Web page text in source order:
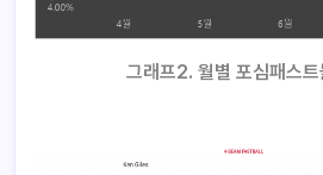
그래프2. 월별 포심패스